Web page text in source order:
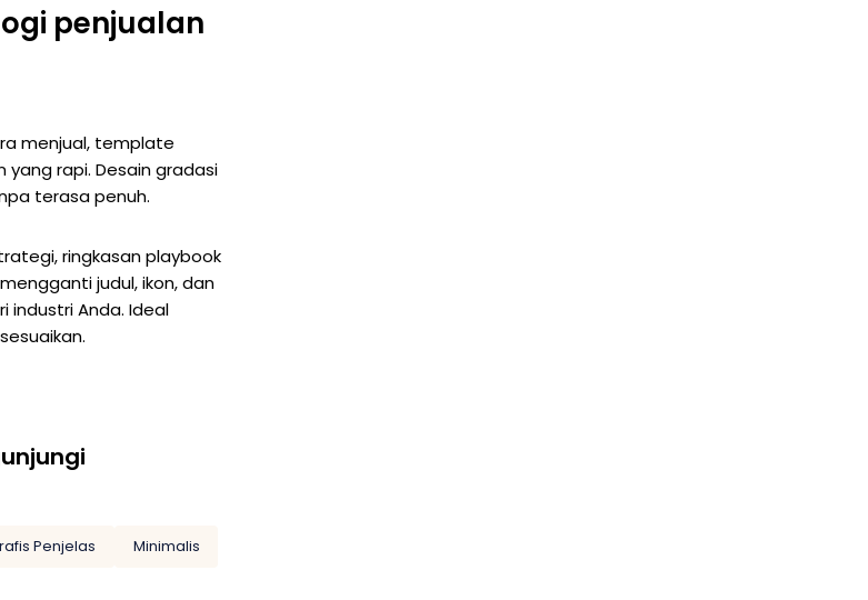
penjualan
menjual, template
rapi. Desain gradasi
terasa penuh.
ringkasan playbook
judul, ikon, dan
industri Anda. Ideal
Penjelas
Minimalis